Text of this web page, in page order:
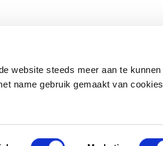
website steeds meer aan te kunnen
name gebruik gemaakt van cookies